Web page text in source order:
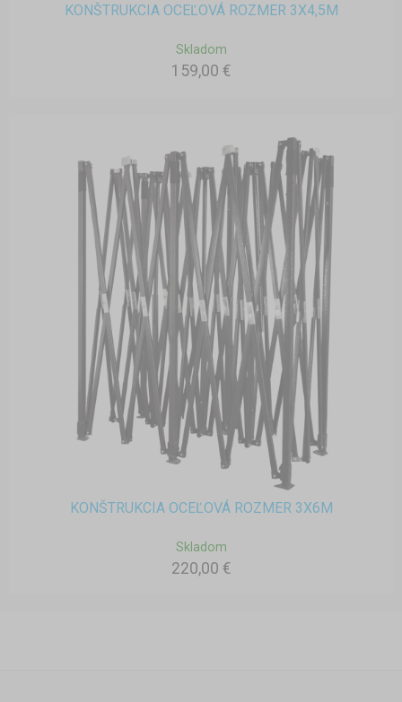
KONŠTRUKCIA OCEĽOVÁ ROZMER 3X4,5M
Skladom
159,00 €
KONŠTRUKCIA OCEĽOVÁ ROZMER 3X6M
Skladom
220,00 €